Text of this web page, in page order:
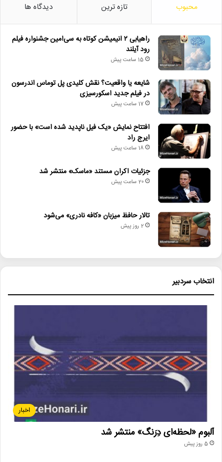
محبوب تازه ترین دیدگاه ها
راهیابی ۲ انیمیشن کوتاه به سی‌امین جشنواره فیلم
رود آیلند
15 ساعت پیش
شایعه یا واقعیت؟ نقش کلیدی پل توماس اندرسون
در فیلم جدید اسکورسیزی
17 ساعت پیش
افتتاح نمایش «یک فیل ناپدید شده است» با حضور
ایرج راد
18 ساعت پیش
جزئیات اکران مستند «ماسک» منتشر شد
20 ساعت پیش
تالار حافظ میزبان «کافه نادری» می‌شود
2 روز پیش
انتخاب سردبیر
اخبار
آلبوم «لحظه‌ای دِرَنگ» منتشر شد
5 روز پیش